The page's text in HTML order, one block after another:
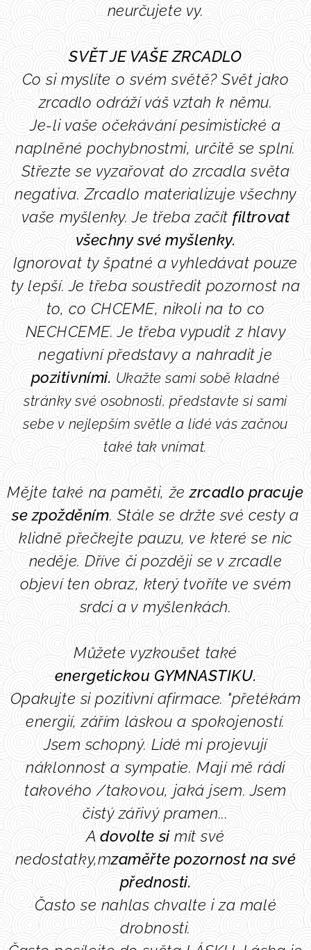
neurčujete vy.
SVĚT JE VAŠE ZRCADLO
Co si myslíte o svém světě? Svět jako
zrcadlo odráží váš vztah k němu.
Je-li vaše očekávání pesimistické a
naplněné pochybnostmi, určitě se splní.
Střezte se vyzařovat do zrcadla světa
negativa. Zrcadlo materializuje všechny
vaše myšlenky. Je třeba začít filtrovat
všechny své myšlenky.
Ignorovat tyšpatné a vyhledávat pouze
tylepší. Je třeba soustředit pozornost na
to, co CHCEME, nikoli na to co
NECHCEME.Je třeba vypudit z hlavy
negativní představy a nahradit je
pozitivními. Ukažte sami sobě kladné
stránky své osobnosti, představte si sami
sebe v nejlepším světle a lidé vászačnou
také tak vnímat.
Mějte také na paměti, žezrcadlo pracuje
se zpožděním. Stále se držte své cesty a
klidně přečkejte pauzu, ve které se nic
neděje. Dříve či později se v zrcadle
objeví ten obraz, který tvoříte ve svém
srdci a v myšlenkách.
Můžete vyzkoušet také
energetickou GYMNASTIKU.
Opakujte si pozitivní afirmace. "přetékám
energií, zářím láskou a spokojeností.
Jsem schopný. Lidé miprojevují
náklonnost a sympatie.Mají mě rádi
takového /takovou, jaká jsem.Jsem
čistýzářivý pramen...
Adovolte simítsvé
nedostatky,mzaměřte pozornost na své
přednosti.
Často se nahlas chvalte i za malé
drobnosti.